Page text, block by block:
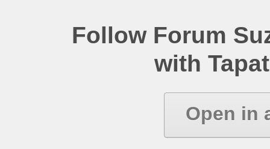
Follow Forum
with
Open in